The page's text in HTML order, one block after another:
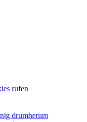
rufen
drumherum